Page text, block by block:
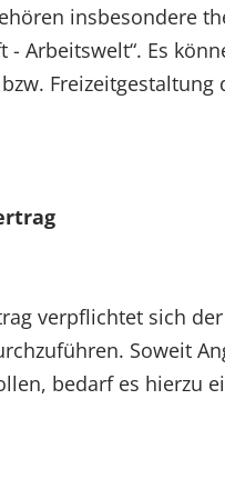
insbesondere
- Arbeitswelt“. Es
Freizeitgestaltung
verpflichtet sich
Soweit
bedarf es hierzu